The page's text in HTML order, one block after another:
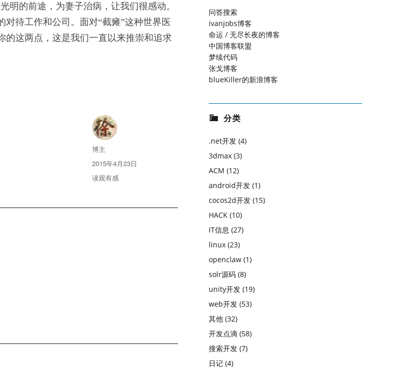
的前途，为妻子治病，让我们很感动。
待工作和公司。面对“截瘫”这种世界医
的这两点，这是我们一直以来推崇和追求
Author
博主
Posted
on
2015年4月23日
Categories
读观有感
问答搜索
ivanjobs博客
命运 / 无尽长夜的博客
中国博客联盟
梦续代码
张戈博客
blueKiller的新浪博客
分类
.net开发 (4)
3dmax (3)
ACM (12)
android开发 (1)
cocos2d开发 (15)
HACK (10)
IT信息 (27)
linux (23)
openclaw (1)
solr源码 (8)
unity开发 (19)
web开发 (53)
其他 (32)
开发点滴 (58)
搜索开发 (7)
日记 (4)